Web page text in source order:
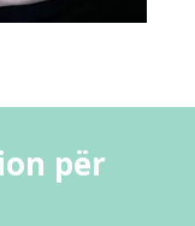
për